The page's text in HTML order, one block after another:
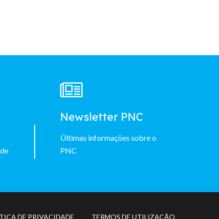
Newsletter PNC
Últimas informações sobre o
PNC
DE PRIVACIDADE TERMOS DE UTILIZAÇÃO